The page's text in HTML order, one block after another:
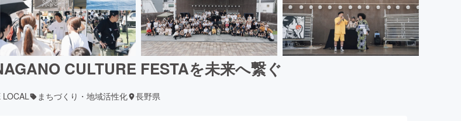
CULTURE FESTAを未来へ繋ぐ
LOCAL まちづくり・地域活性化 長野県